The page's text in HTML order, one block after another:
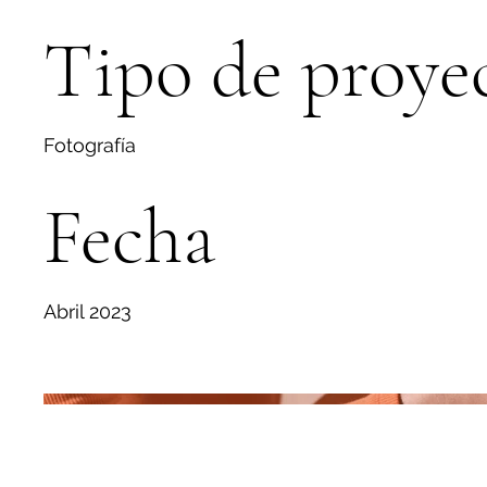
Tipo de
Fotografía
Fecha
Abril 2023